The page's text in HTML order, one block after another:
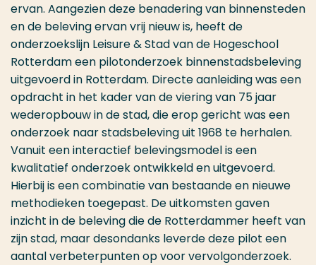
ervan. Aangezien deze benadering van binnensteden
en de beleving ervan vrij nieuw is, heeft de
onderzoekslijn Leisure & Stad van de Hogeschool
Rotterdam een pilotonderzoek binnenstadsbeleving
uitgevoerd in Rotterdam. Directe aanleiding was een
opdracht in het kader van de viering van 75 jaar
wederopbouw in de stad, die erop gericht was een
onderzoek naar stadsbeleving uit 1968 te herhalen.
Vanuit een interactief belevingsmodel is een
kwalitatief onderzoek ontwikkeld en uitgevoerd.
Hierbij is een combinatie van bestaande en nieuwe
methodieken toegepast. De uitkomsten gaven
inzicht in de beleving die de Rotterdammer heeft van
zijn stad, maar desondanks leverde deze pilot een
aantal verbeterpunten op voor vervolgonderzoek.